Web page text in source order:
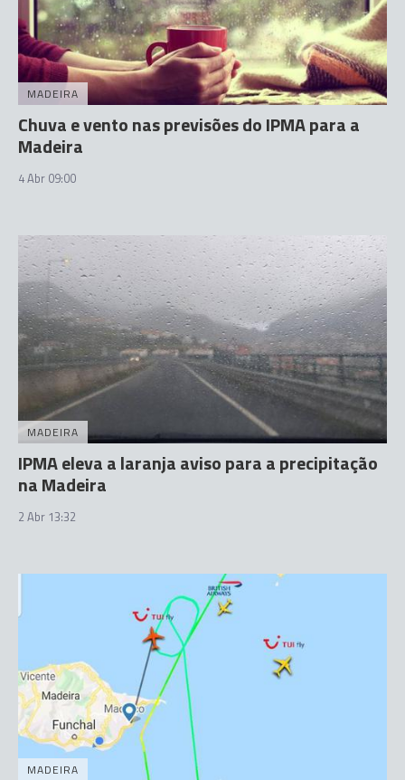
MADEIRA
Chuva e vento nas previsões do IPMA para a
Madeira
4 Abr 09:00
MADEIRA
IPMA eleva a laranja aviso para a precipitação
na Madeira
2 Abr 13:32
MADEIRA